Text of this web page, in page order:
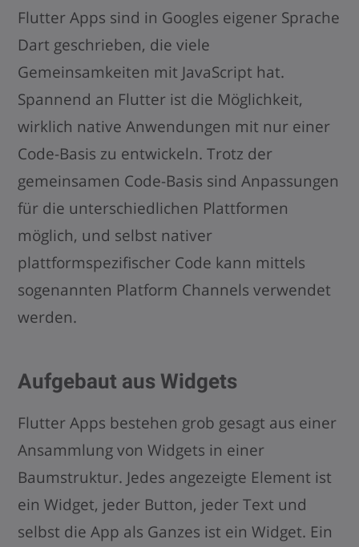
Flutter Apps sind in Googles eigener Sprache
Dart geschrieben, die viele
Gemeinsamkeiten mit JavaScript hat.
Spannend an Flutter ist die Möglichkeit,
wirklich native Anwendungen mit nur einer
Code-Basis zu entwickeln. Trotz der
gemeinsamen Code-Basis sind Anpassungen
für die unterschiedlichen Plattformen
möglich, und selbst nativer
plattformspezifischer Code kann mittels
sogenannten Platform Channels verwendet
werden.
Aufgebaut aus Widgets
Flutter Apps bestehen grob gesagt aus einer
Ansammlung von Widgets in einer
Baumstruktur. Jedes angezeigte Element ist
ein Widget, jeder Button, jeder Text und
selbst die App als Ganzes ist ein Widget. Ein